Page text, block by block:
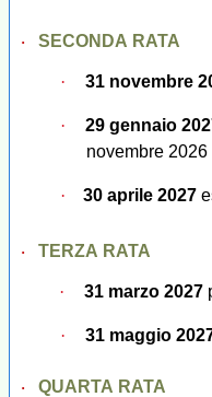
· SECONDA RATA
· 31 novembre
· 29 gennaio
novembre 2026
· 30 aprile 2027
· TERZA RATA
· 31 marzo 2027
· 31 maggio
· QUARTA RATA